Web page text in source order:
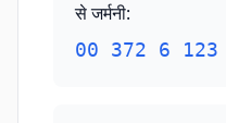
से जर्मनी:
00 372 6 123